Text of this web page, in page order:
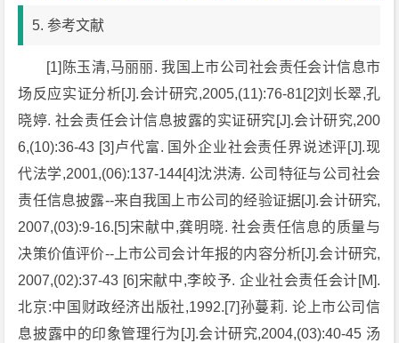
5. 参考文献
[1]陈玉清,马丽丽. 我国上市公司社会责任会计信息市
场反应实证分析[J].会计研究,2005,(11):76-81[2]刘长翠,孔
晓婷. 社会责任会计信息披露的实证研究[J].会计研究,200
6,(10):36-43 [3]卢代富. 国外企业社会责任界说述评[J].现
代法学,2001,(06):137-144[4]沈洪涛. 公司特征与公司社会
责任信息披露--来自我国上市公司的经验证据[J].会计研究,
2007,(03):9-16.[5]宋献中,龚明晓. 社会责任信息的质量与
决策价值评价--上市公司会计年报的内容分析[J].会计研究,
2007,(02):37-43 [6]宋献中,李皎予. 企业社会责任会计[M].
北京:中国财政经济出版社,1992.[7]孙蔓莉. 论上市公司信
息披露中的印象管理行为[J].会计研究,2004,(03):40-45 汤